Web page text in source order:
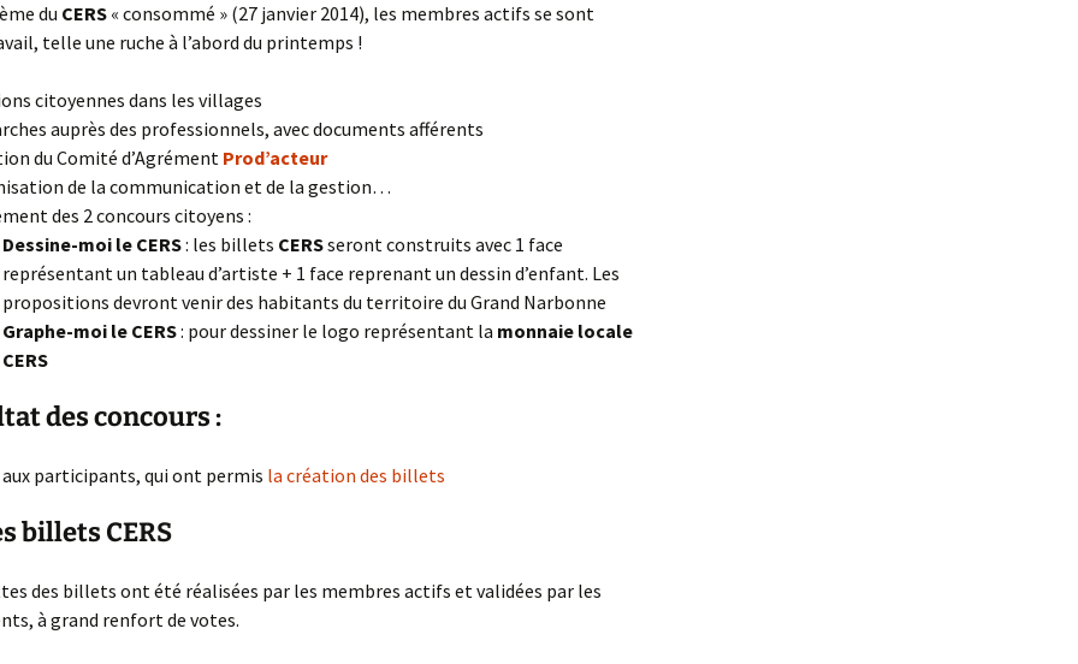
du CERS « consommé » (27 janvier 2014), les membres actifs se sont
telle une ruche à l’abord du printemps !
citoyennes dans les villages
auprès des professionnels, avec documents afférents
du Comité d’Agrément Prod’acteur
de la communication et de la gestion…
des 2 concours citoyens :
Dessine-moi le CERS: les billets CERSseront construits avec 1 face
représentant un tableau d’artiste + 1 face reprenant un dessin d’enfant. Les
propositions devront venir des habitants du territoire du Grand Narbonne
Graphe-moi le CERS: pour dessiner le logo représentant la monnaie locale
CERS
des concours :
aux participants, qui ont permis la création des billets
billets CERS
des billets ont été réalisées par les membres actifs et validées par les
à grand renfort de votes.